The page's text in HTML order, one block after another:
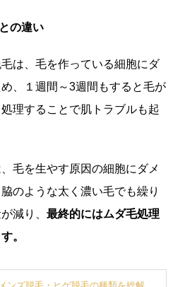
の違い
は、毛を作っている細胞にダ
、１週間～3週間もすると毛が
理することで肌トラブルも起
毛を生やす原因の細胞にダメ
のような太く濃い毛でも繰り
減り、最終的にはムダ毛処理
。